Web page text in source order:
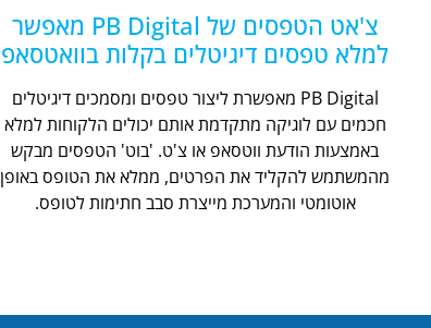
צ'אט הטפסים של PB Digital מאפשר
למלא טפסים דיגיטלים בקלות בוואטסאפ
PB Digital מאפשרת ליצור טפסים ומסמכים דיגיטלים
חכמים עם לוגיקה מתקדמת אותם יכולים הלקוחות למלא
באמצעות הודעת ווטסאפ או צ'ט. 'בוט' הטפסים מבקש
מהמשתמש להקליד את הפרטים, ממלא את הטופס באופן
אוטומטי והמערכת מייצרת סבב חתימות לטופס.